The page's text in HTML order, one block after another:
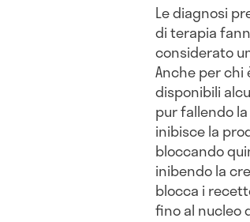
Le diagnosi
di terapia
considerato
Anche per
disponibili
pur fallendo
inibisce la
bloccando
inibendo la
blocca i
fino al nucleo